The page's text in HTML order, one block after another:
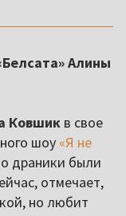
Алины
Ковшик в свое
шоу «Я не
драники были
отмечает,
но любит